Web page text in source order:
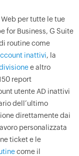
per tutte le tue
for Business, G Suite
routine come
inattivi, la
e altro
report
utente AD inattivi
dell’ultimo
direttamente dai
personalizzata
ticket e le
come il